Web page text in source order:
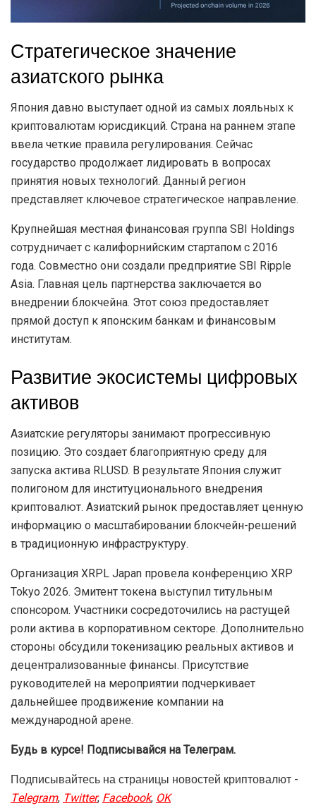
Стратегическое значение
азиатского рынка
Япония давно выступает одной из самых лояльных к
криптовалютам юрисдикций. Страна на раннем этапе
ввела четкие правила регулирования. Сейчас
государство продолжает лидировать в вопросах
принятия новых технологий. Данный регион
представляет ключевое стратегическое направление.
Крупнейшая местная финансовая группа SBI Holdings
сотрудничает с калифорнийским стартапом с 2016
года. Совместно они создали предприятие SBI Ripple
Asia. Главная цель партнерства заключается во
внедрении блокчейна. Этот союз предоставляет
прямой доступ к японским банкам и финансовым
институтам.
Развитие экосистемы цифровых
активов
Азиатские регуляторы занимают прогрессивную
позицию. Это создает благоприятную среду для
запуска актива RLUSD. В результате Япония служит
полигоном для институционального внедрения
криптовалют. Азиатский рынок предоставляет ценную
информацию о масштабировании блокчейн-решений
в традиционную инфраструктуру.
Организация XRPL Japan провела конференцию XRP
Tokyo 2026. Эмитент токена выступил титульным
спонсором. Участники сосредоточились на растущей
роли актива в корпоративном секторе. Дополнительно
стороны обсудили токенизацию реальных активов и
децентрализованные финансы. Присутствие
руководителей на мероприятии подчеркивает
дальнейшее продвижение компании на
международной арене.
Будь в курсе! Подписывайся на Телеграм.
Подписывайтесь на страницы новостей криптовалют -
Telegram,Twitter,Facebook,OK